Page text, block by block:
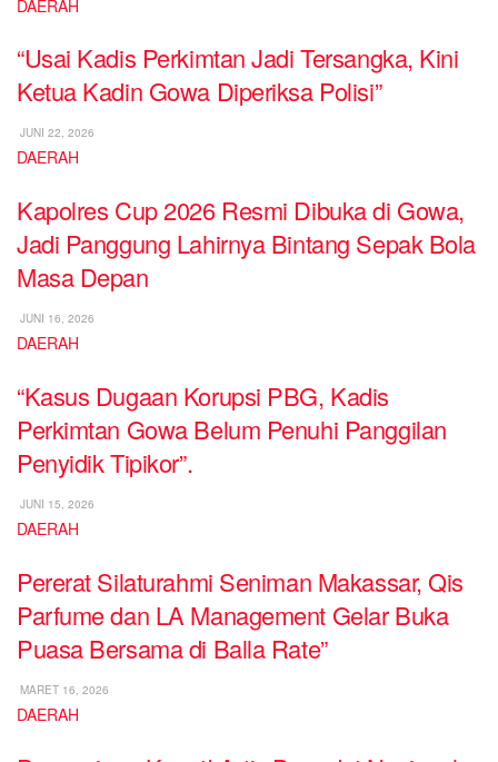
DAERAH
“Usai Kadis Perkimtan Jadi Tersangka, Kini
Ketua Kadin Gowa Diperiksa Polisi”
JUNI 22, 2026
DAERAH
Kapolres Cup 2026 Resmi Dibuka di Gowa,
Jadi Panggung Lahirnya Bintang Sepak Bola
Masa Depan
JUNI 16, 2026
DAERAH
“Kasus Dugaan Korupsi PBG, Kadis
Perkimtan Gowa Belum Penuhi Panggilan
Penyidik Tipikor”.
JUNI 15, 2026
DAERAH
Pererat Silaturahmi Seniman Makassar, Qis
Parfume dan LA Management Gelar Buka
Puasa Bersama di Balla Rate”
MARET 16, 2026
DAERAH